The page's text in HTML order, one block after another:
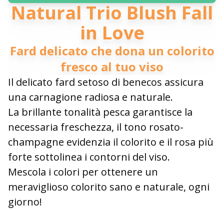
Natural Trio Blush Fall
in Love
Fard delicato che dona un colorito
fresco al tuo viso
Il delicato fard setoso di benecos assicura
una carnagione radiosa e naturale.
La brillante tonalità pesca garantisce la
necessaria freschezza, il tono rosato-
champagne evidenzia il colorito e il rosa più
forte sottolinea i contorni del viso.
Mescola i colori per ottenere un
meraviglioso colorito sano e naturale, ogni
giorno!